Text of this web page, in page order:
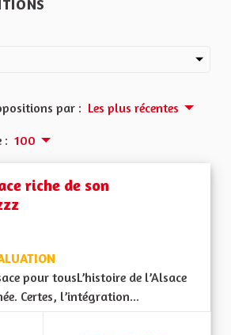
par : Les plus récentes
: 100
riche de son
pour tousL’histoire de l’Alsace
Certes, l’intégration...